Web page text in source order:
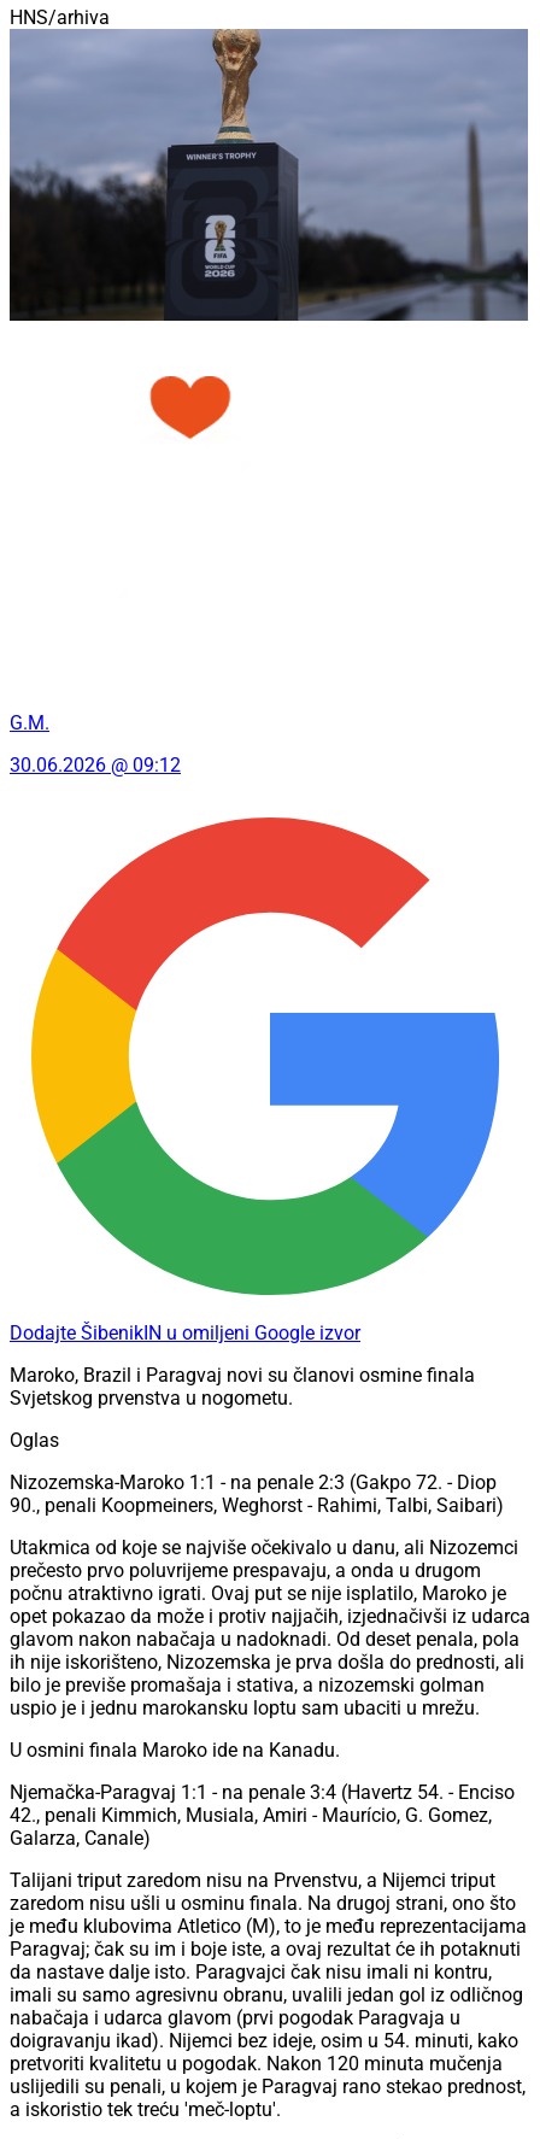
HNS/arhiva
G.M.
30.06.2026 @ 09:12
Dodajte ŠibenikIN u omiljeni Google izvor
Maroko, Brazil i Paragvaj novi su članovi osmine finala
Svjetskog prvenstva u nogometu.
Oglas
Nizozemska-Maroko 1:1 - na penale 2:3 (Gakpo 72. - Diop
90., penali Koopmeiners, Weghorst - Rahimi, Talbi, Saibari)
Utakmica od koje se najviše očekivalo u danu, ali Nizozemci
prečesto prvo poluvrijeme prespavaju, a onda u drugom
počnu atraktivno igrati. Ovaj put se nije isplatilo, Maroko je
opet pokazao da može i protiv najjačih, izjednačivši iz udarca
glavom nakon nabačaja u nadoknadi. Od deset penala, pola
ih nije iskorišteno, Nizozemska je prva došla do prednosti, ali
bilo je previše promašaja i stativa, a nizozemski golman
uspio je i jednu marokansku loptu sam ubaciti u mrežu.
U osmini finala Maroko ide na Kanadu.
Njemačka-Paragvaj 1:1 - na penale 3:4 (Havertz 54. - Enciso
42., penali Kimmich, Musiala, Amiri - Maurício, G. Gomez,
Galarza, Canale)
Talijani triput zaredom nisu na Prvenstvu, a Nijemci triput
zaredom nisu ušli u osminu finala. Na drugoj strani, ono što
je među klubovima Atletico (M), to je među reprezentacijama
Paragvaj; čak su im i boje iste, a ovaj rezultat će ih potaknuti
da nastave dalje isto. Paragvajci čak nisu imali ni kontru,
imali su samo agresivnu obranu, uvalili jedan gol iz odličnog
nabačaja i udarca glavom (prvi pogodak Paragvaja u
doigravanju ikad). Nijemci bez ideje, osim u 54. minuti, kako
pretvoriti kvalitetu u pogodak. Nakon 120 minuta mučenja
uslijedili su penali, u kojem je Paragvaj rano stekao prednost,
a iskoristio tek treću 'meč-loptu'.